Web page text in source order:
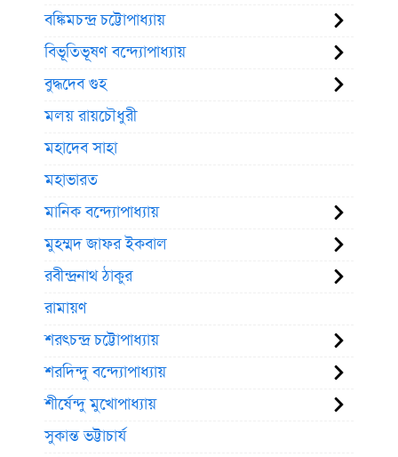
বঙ্কিমচন্দ্র চট্টোপাধ্যায়
বিভূতিভূষণ বন্দ্যোপাধ্যায়
বুদ্ধদেব গুহ
মলয় রায়চৌধুরী
মহাদেব সাহা
মহাভারত
মানিক বন্দ্যোপাধ্যায়
মুহম্মদ জাফর ইকবাল
রবীন্দ্রনাথ ঠাকুর
রামায়ণ
শরৎচন্দ্র চট্টোপাধ্যায়
শরদিন্দু বন্দ্যোপাধ্যায়
শীর্ষেন্দু মুখোপাধ্যায়
সুকান্ত ভট্টাচার্য